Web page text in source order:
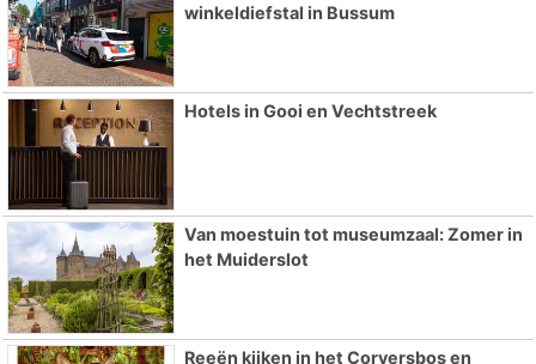
winkeldiefstal in Bussum
Hotels in Gooi en Vechtstreek
Van moestuin tot museumzaal: Zomer in
het Muiderslot
Reeën kijken in het Corversbos en